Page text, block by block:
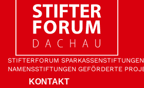
STIFTER­FORUM SPARKASSEN­STIFTUNGEN
NAMENS­STIFTUNGEN GEFÖRDERTE
KONTAKT